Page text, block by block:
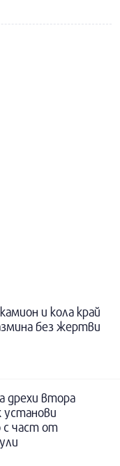
и кола край
без жертви
дрехи втора
установи
с част от